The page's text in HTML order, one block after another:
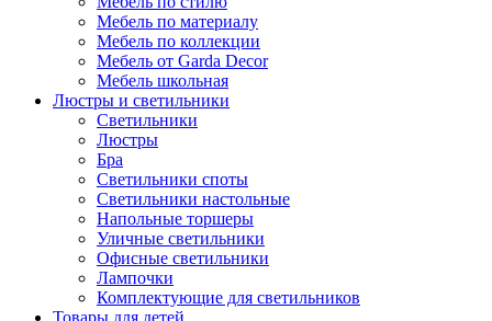
Мебель по материалу
Мебель по коллекции
Мебель от Garda Decor
Мебель школьная
Люстры и светильники
Светильники
Люстры
Бра
Светильники споты
Светильники настольные
Напольные торшеры
Уличные светильники
Офисные светильники
Лампочки
Комплектующие для светильников
Товары для детей